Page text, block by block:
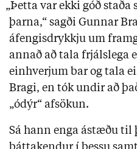
„Þetta var ekki góð staða
þarna,“ sagði Gunnar
áfengisdrykkju um
annað að tala frjálslega
einhverjum bar og tala
Bragi, en tók undir að
„ódýr“ afsökun.
Sá hann enga ástæðu til